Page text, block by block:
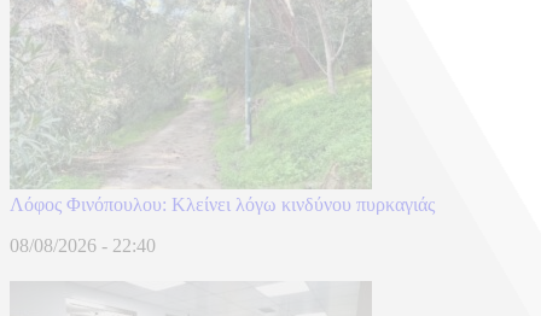
Λόφος Φινόπουλου: Κλείνει λόγω κινδύνου πυρκαγιάς
08/08/2026 - 22:40